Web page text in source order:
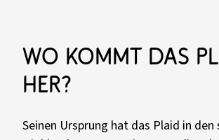
Wo kommt das
her?
Seinen Ursprung hat das Plaid in